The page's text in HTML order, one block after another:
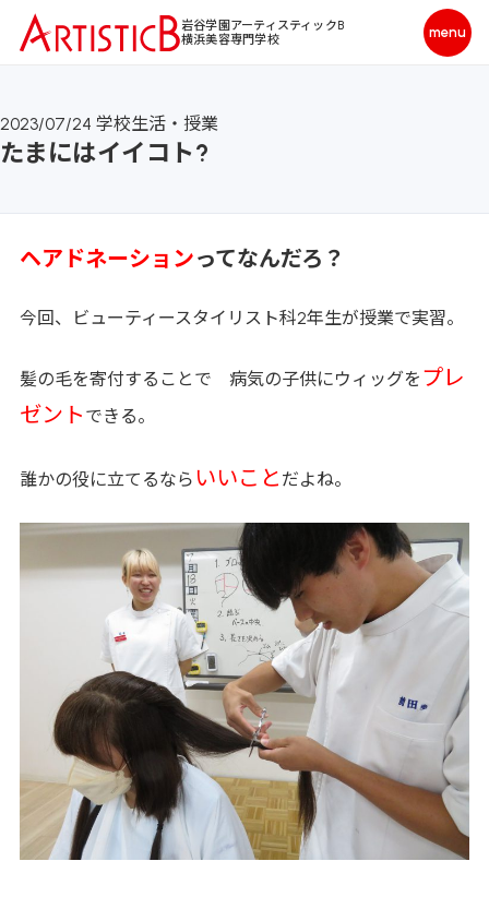
岩谷学園アーティスティックB
横浜美容専門学校
2023/07/24 学校生活・授業
たまにはイイコト?
ヘアドネーションってなんだろ？
今回、ビューティースタイリスト科2年生が授業で実習。
髪の毛を寄付することで 病気の子供にウィッグを プレ
ゼント できる。
誰かの役に立てるなら いいこと だよね。